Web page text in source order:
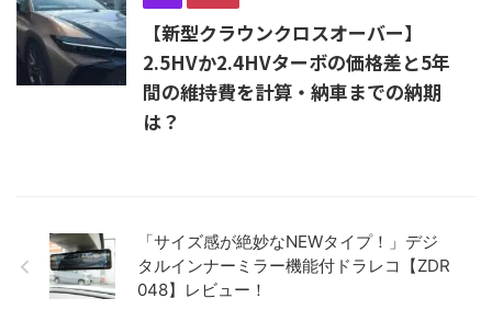
【新型クラウンクロスオーバー】
2.5HVか2.4HVターボの価格差と5年
間の維持費を計算・納車までの納期
は？
「サイズ感が絶妙なNEWタイプ！」デジ
タルインナーミラー機能付ドラレコ【ZDR
048】レビュー！